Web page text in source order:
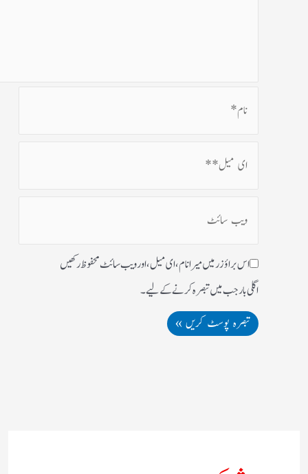
اس براؤزر میں میرا نام، ای میل، اور ویب سائٹ محفوظ رکھیں
اگلی بار جب میں تبصرہ کرنے کےلیے۔